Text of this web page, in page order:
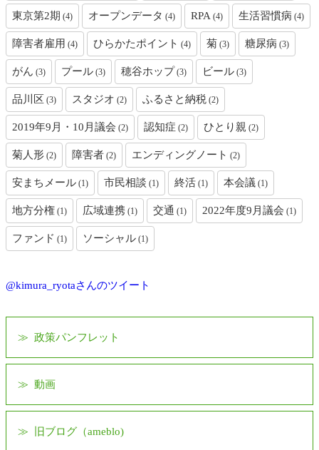
東京第2期 (4) オープンデータ (4) RPA (4) 生活習慣病 (4)
障害者雇用 (4) ひらかたポイント (4) 菊 (3) 糖尿病 (3)
がん (3) プール (3) 穂谷ホップ (3) ビール (3)
品川区 (3) スタジオ (2) ふるさと納税 (2)
2019年9月・10月議会 (2) 認知症 (2) ひとり親 (2)
菊人形 (2) 障害者 (2) エンディングノート (2)
安まちメール (1) 市民相談 (1) 終活 (1) 本会議 (1)
地方分権 (1) 広域連携 (1) 交通 (1) 2022年度9月議会 (1)
ファンド (1) ソーシャル (1)
@kimura_ryotaさんのツイート
政策パンフレット
動画
旧ブログ（ameblo)